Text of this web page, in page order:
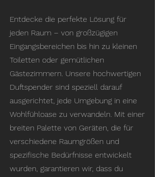
Entdecke die perfekte Lösung für
jeden Raum – von großzügigen
Eingangsbereichen bis hin zu kleinen
Toiletten oder gemütlichen
Gästezimmern. Unsere hochwertigen
Duftspender sind speziell darauf
ausgerichtet, jede Umgebung in eine
Wohlfühloase zu verwandeln. Mit einer
breiten Palette von Geräten, die für
verschiedene Raumgrößen und
spezifische Bedürfnisse entwickelt
wurden, garantieren wir, dass du